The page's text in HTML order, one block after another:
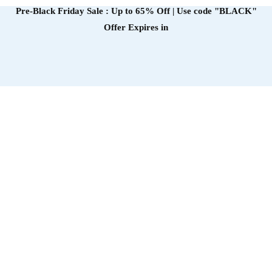
Pre-Black Friday Sale : Up to 65% Off | Use code "BLACK"
Offer Expires in